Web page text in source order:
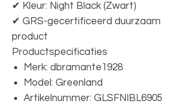
✔ Kleur: Night Black (Zwart)
✔ GRS-gecertificeerd duurzaam
product
Productspecificaties
Merk: dbramante1928
Model: Greenland
Artikelnummer: GLSFNIBL6905